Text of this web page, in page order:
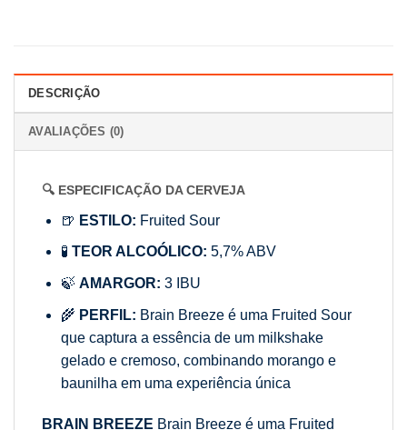
DESCRIÇÃO
AVALIAÇÕES (0)
🔍 ESPECIFICAÇÃO DA CERVEJA
🍺 ESTILO: Fruited Sour
🧪 TEOR ALCOÓLICO: 5,7% ABV
🍃 AMARGOR: 3 IBU
🌾 PERFIL: Brain Breeze é uma Fruited Sour
que captura a essência de um milkshake
gelado e cremoso, combinando morango e
baunilha em uma experiência única
BRAIN BREEZE Brain Breeze é uma Fruited